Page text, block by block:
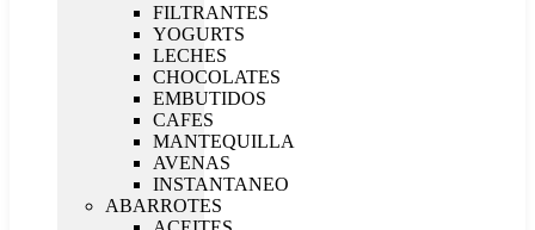
FILTRANTES
YOGURTS
LECHES
CHOCOLATES
EMBUTIDOS
CAFES
MANTEQUILLA
AVENAS
INSTANTANEO
ABARROTES